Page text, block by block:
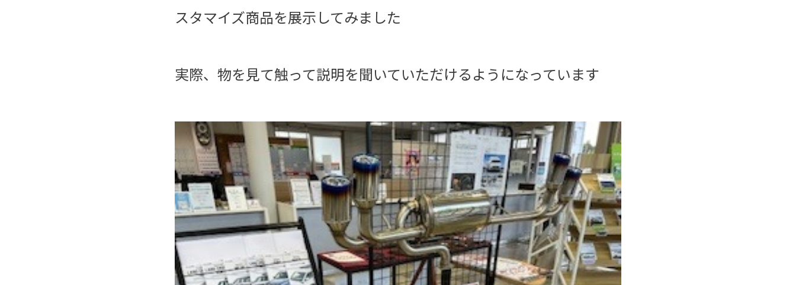
スタマイズ商品を展示してみました
実際、物を見て触って説明を聞いていただけるようになっています